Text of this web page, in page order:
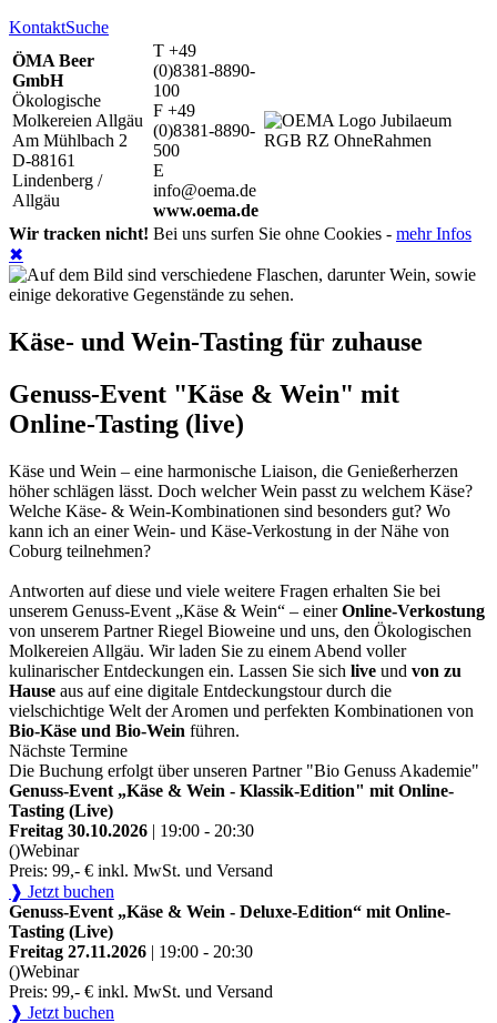
KontaktSuche
ÖMA Beer
GmbH
Ökologische
Molkereien Allgäu
Am Mühlbach 2
D-88161
Lindenberg /
Allgäu
T +49
(0)8381-8890-
100
F +49
(0)8381-8890-
500
E
info@oema.de
www.oema.de
Wir tracken nicht! Bei uns surfen Sie ohne Cookies - mehr Infos
✖
Käse- und Wein-Tasting für zuhause
Genuss-Event "Käse & Wein" mit
Online-Tasting (live)
Käse und Wein – eine harmonische Liaison, die Genießerherzen
höher schlägen lässt. Doch welcher Wein passt zu welchem Käse?
Welche Käse- & Wein-Kombinationen sind besonders gut? Wo
kann ich an einer Wein- und Käse-Verkostung in der Nähe von
Coburg teilnehmen?
Antworten auf diese und viele weitere Fragen erhalten Sie bei
unserem Genuss-Event „Käse & Wein“ – einerOnline-Verkostung
von unserem Partner Riegel Bioweine und uns, den Ökologischen
Molkereien Allgäu. Wir laden Sie zu einem Abend voller
kulinarischer Entdeckungen ein. Lassen Sie sich live und von zu
Hause aus auf eine digitale Entdeckungstour durch die
vielschichtige Welt der Aromen und perfekten Kombinationen von
Bio-Käse und Bio-Wein führen.
Nächste Termine
Die Buchung erfolgt über unseren Partner "Bio Genuss Akademie"
Genuss-Event „Käse & Wein - Klassik-Edition" mit Online-
Tasting (Live)
Freitag 30.10.2026 | 19:00 - 20:30
()Webinar
Preis: 99,- € inkl. MwSt. und Versand
❱ Jetzt buchen
Genuss-Event „Käse & Wein - Deluxe-Edition“ mit Online-
Tasting (Live)
Freitag 27.11.2026 | 19:00 - 20:30
()Webinar
Preis: 99,- € inkl. MwSt. und Versand
❱ Jetzt buchen